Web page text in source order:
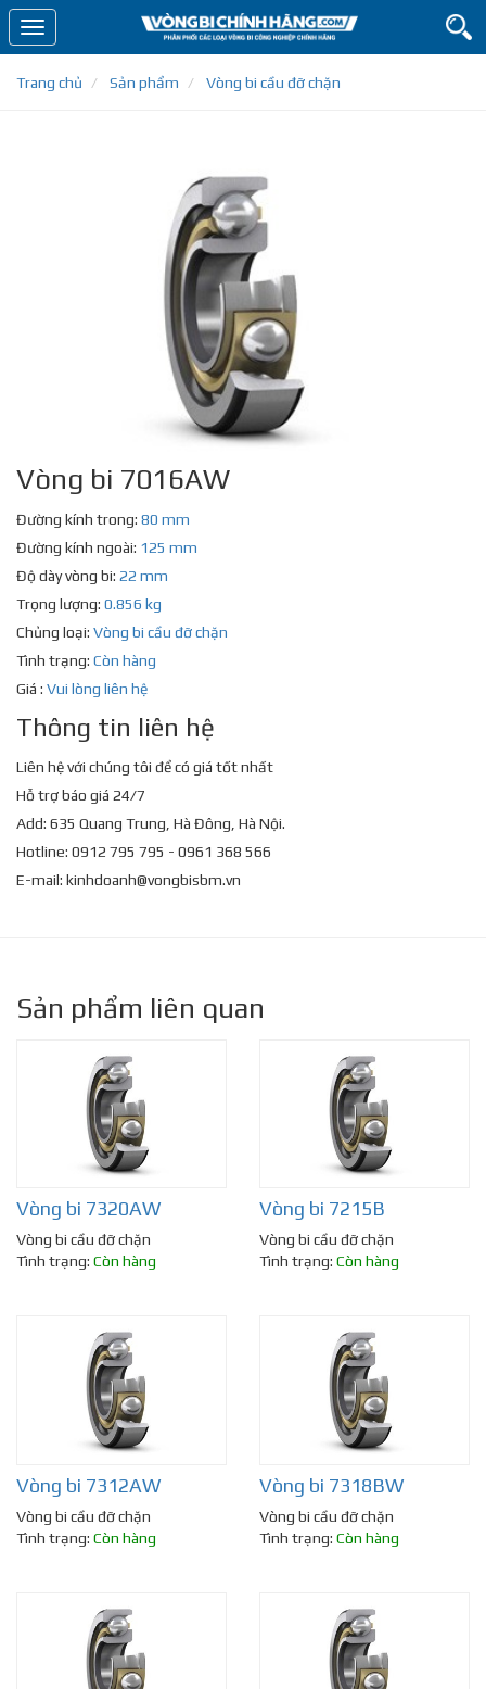
Toggle
navigation
Trang chủ
Sản phẩm Vòng bi cầu đỡ chặn
Vòng bi 7016AW
Đường kính trong: 80 mm
Đường kính ngoài: 125 mm
Độ dày vòng bi: 22 mm
Trọng lượng: 0.856 kg
Chủng loại: Vòng bi cầu đỡ chặn
Tình trạng: Còn hàng
Giá : Vui lòng liên hệ
Thông tin liên hệ
Liên hệ với chúng tôi để có giá tốt nhất
Hỗ trợ báo giá 24/7
Add: 635 Quang Trung, Hà Đông, Hà Nội.
Hotline: 0912 795 795 - 0961 368 566
E-mail: kinhdoanh@vongbisbm.vn
Sản phẩm liên quan
Vòng bi 7320AW
Vòng bi cầu đỡ chặn
Tình trạng: Còn hàng
Vòng bi 7215B
Vòng bi cầu đỡ chặn
Tình trạng: Còn hàng
Vòng bi 7312AW
Vòng bi cầu đỡ chặn
Tình trạng: Còn hàng
Vòng bi 7318BW
Vòng bi cầu đỡ chặn
Tình trạng: Còn hàng